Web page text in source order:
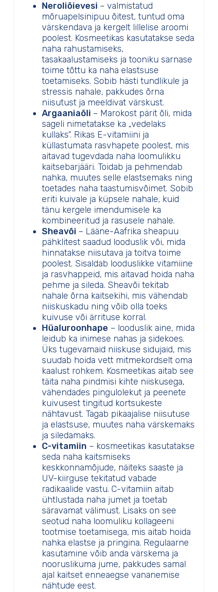
Neroliõievesi – valmistatud
mõruapelsinipuu õitest, tuntud oma
värskendava ja kergelt lillelise aroomi
poolest. Kosmeetikas kasutatakse seda
naha rahustamiseks,
tasakaalustamiseks ja tooniku sarnase
toime tõttu ka naha elastsuse
toetamiseks. Sobib hästi tundlikule ja
stressis nahale, pakkudes õrna
niisutust ja meeldivat värskust.
Argaaniaõli – Marokost pärit õli, mida
sageli nimetatakse ka „vedelaks
kullaks“. Rikas E-vitamiini ja
küllastumata rasvhapete poolest, mis
aitavad tugevdada naha loomulikku
kaitsebarjääri. Toidab ja pehmendab
nahka, muutes selle elastsemaks ning
toetades naha taastumisvõimet. Sobib
eriti kuivale ja küpsele nahale, kuid
tänu kergele imendumisele ka
kombineeritud ja rasusele nahale.
Sheavõi – Lääne-Aafrika sheapuu
pähklitest saadud looduslik või, mida
hinnatakse niisutava ja toitva toime
poolest. Sisaldab looduslikke vitamiine
ja rasvhappeid, mis aitavad hoida naha
pehme ja sileda. Sheavõi tekitab
nahale õrna kaitsekihi, mis vähendab
niiskuskadu ning võib olla toeks
kuivuse või ärrituse korral.
Hüaluroonhape – looduslik aine, mida
leidub ka inimese nahas ja sidekoes.
Üks tugevamaid niiskuse sidujaid, mis
suudab hoida vett mitmekordselt oma
kaalust rohkem. Kosmeetikas aitab see
täita naha pindmisi kihte niiskusega,
vähendades pingulolekut ja peenete
kuivusest tingitud kortsukeste
nähtavust. Tagab pikaajalise niisutuse
ja elastsuse, muutes naha värskemaks
ja siledamaks.
C-vitamiin – kosmeetikas kasutatakse
seda naha kaitsmiseks
keskkonnamõjude, näiteks saaste ja
UV-kiirguse tekitatud vabade
radikaalide vastu. C-vitamiin aitab
ühtlustada naha jumet ja toetab
säravamat välimust. Lisaks on see
seotud naha loomuliku kollageeni
tootmise toetamisega, mis aitab hoida
nahka elastse ja pringina. Regulaarne
kasutamine võib anda värskema ja
nooruslikuma jume, pakkudes samal
ajal kaitset enneaegse vananemise
nähtude eest.